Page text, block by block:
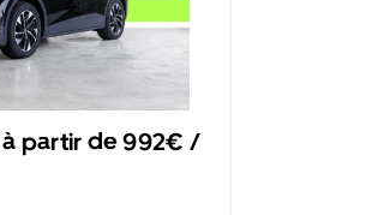
à partir de 992€ /